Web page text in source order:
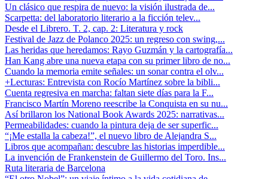
Un clásico que respira de nuevo: la visión ilustrada de...
Scarpetta: del laboratorio literario a la ficción telev...
Desde el Librero. T. 2, cap. 2: Literatura y rock
Festival de Jazz de Polanco 2025: un regreso con swing,...
Las heridas que heredamos: Rayo Guzmán y la cartografía...
Han Kang abre una nueva etapa con su primer libro de no...
Cuando la memoria emite señales: un sonar contra el olv...
+Lecturas: Entrevista con Rocío Martínez sobre la bibli...
Cuenta regresiva en marcha: faltan siete días para la F...
Francisco Martín Moreno reescribe la Conquista en su nu...
Así brillaron los National Book Awards 2025: narrativas...
Permeabilidades: cuando la pintura deja de ser superfic...
“¡Me estalla la cabeza!”, el nuevo libro de Alejandra S...
Libros que acompañan: descubre las historias imperdible...
La invención de Frankenstein de Guillermo del Toro. Ins...
Ruta literaria de Barcelona